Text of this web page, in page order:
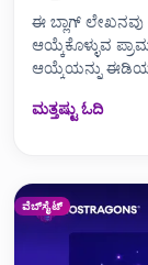
ಈ ಬ್ಲಾಗ್
ಆಯ್ಕೆಕೊಳ್ಳುವ
ಆಯ್ಕೆಯನ್ನು
ಪಾರದರ್ಶಕ
ಮತ್ತಷ್ಟು ಓದಿ
ವೆಬ್‌ಸೈಟ್